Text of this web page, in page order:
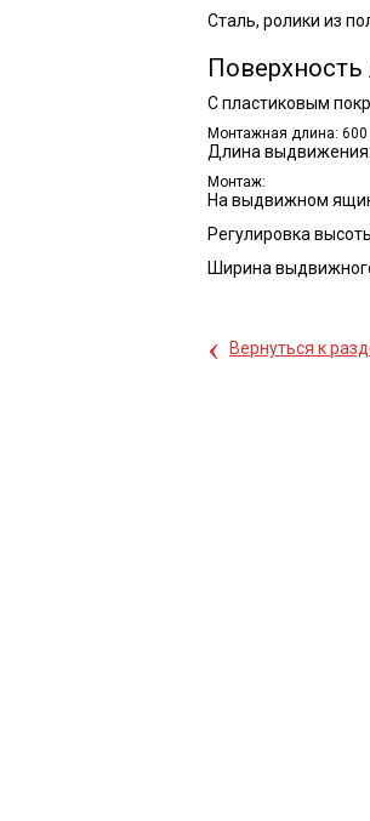
Сталь, ролики из
Поверхность
C пластиковым
Монтажная длина:
Длина
Монтаж:
На выдвижном
Регулировка
Ширина
‹ Вернуться к